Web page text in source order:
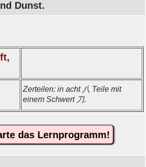
Dunst.
Zerteilen: in acht 八 Teile mit
einem Schwert 刀.
das Lernprogramm!